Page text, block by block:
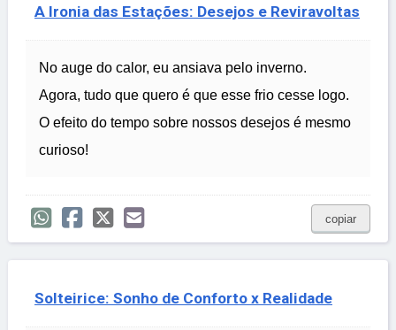
A Ironia das Estações: Desejos e Reviravoltas
No auge do calor, eu ansiava pelo inverno.
Agora, tudo que quero é que esse frio cesse logo.
O efeito do tempo sobre nossos desejos é mesmo
curioso!
copiar
Solteirice: Sonho de Conforto x Realidade